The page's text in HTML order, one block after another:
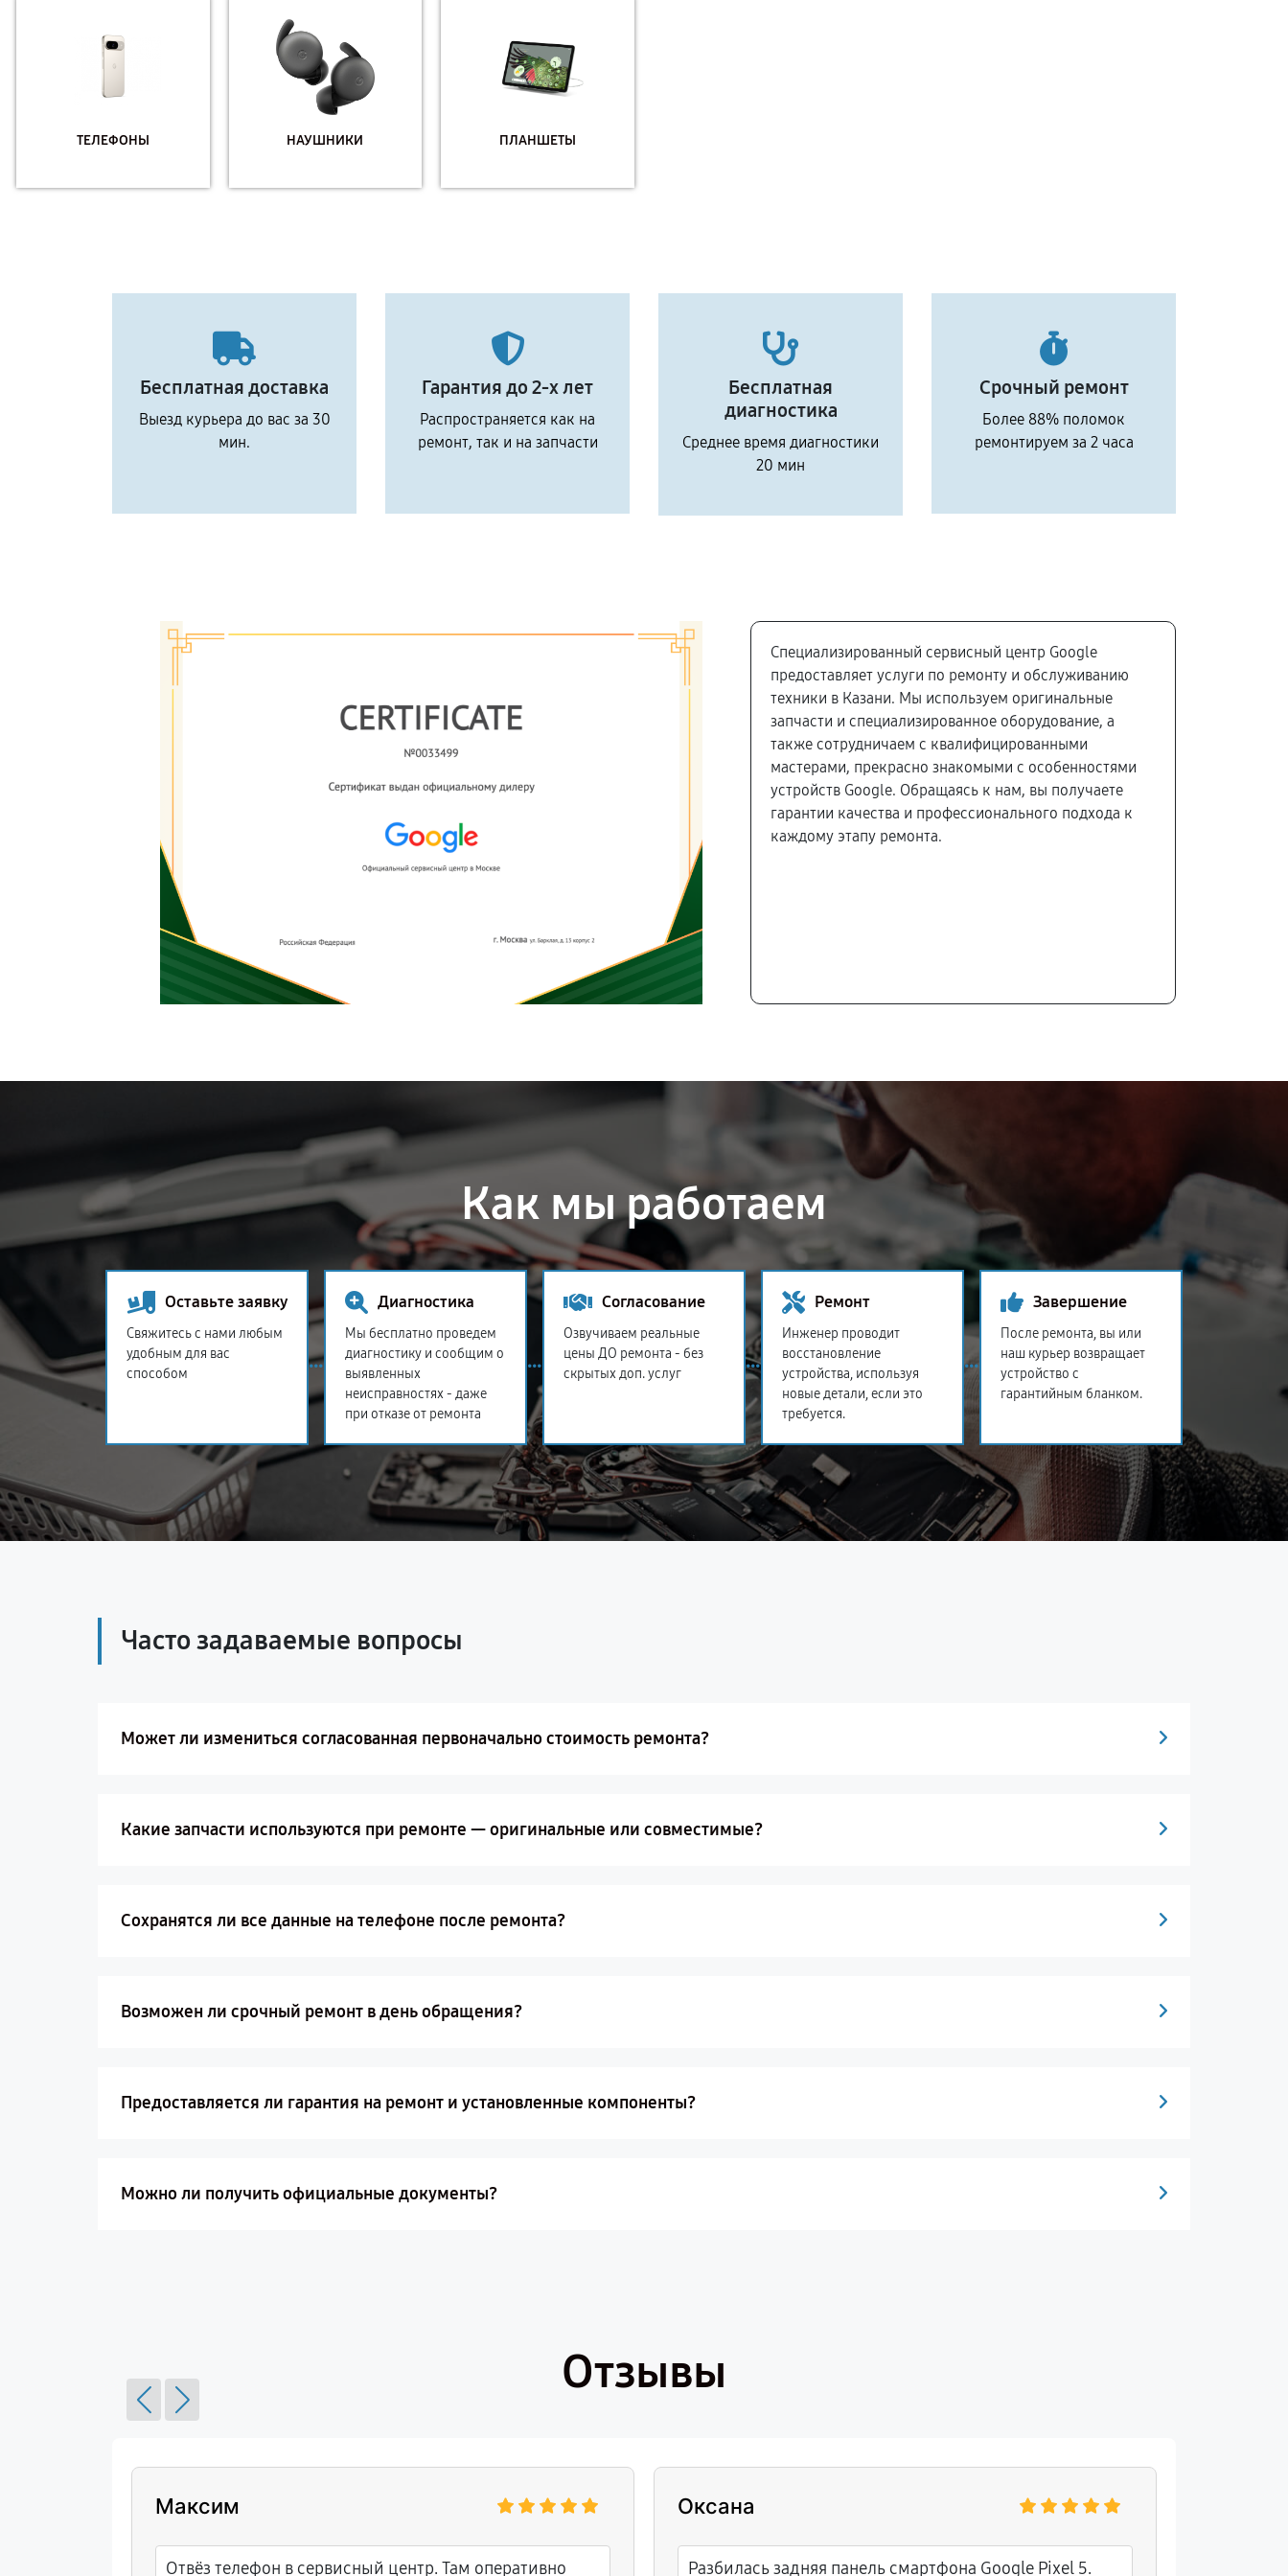
ТЕЛЕФОНЫ НАУШНИКИ ПЛАНШЕТЫ
Бесплатная доставка
Выезд курьера до вас за 30
мин.
Гарантия до 2-х лет
Распространяется как на
ремонт, так и на запчасти
Бесплатная
диагностика
Среднее время диагностики
20 мин
Срочный ремонт
Более 88% поломок
ремонтируем за 2 часа
Специализированный сервисный центр Google
предоставляет услуги по ремонту и обслуживанию
техники в Казани. Мы используем оригинальные
запчасти и специализированное оборудование, а
также сотрудничаем с квалифицированными
мастерами, прекрасно знакомыми с особенностями
устройств Google. Обращаясь к нам, вы получаете
гарантии качества и профессионального подхода к
каждому этапу ремонта.
Как мы работаем
Оставьте заявку
Свяжитесь с нами любым
удобным для вас
способом
Диагностика
Мы бесплатно проведем
диагностику и сообщим о
выявленных
неисправностях - даже
при отказе от ремонта
Согласование
Озвучиваем реальные
цены ДО ремонта - без
скрытых доп. услуг
Ремонт
Инженер проводит
восстановление
устройства, используя
новые детали, если это
требуется.
Завершение
После ремонта, вы или
наш курьер возвращает
устройство с
гарантийным бланком.
Часто задаваемые вопросы
Может ли измениться согласованная первоначально стоимость ремонта?
Какие запчасти используются при ремонте — оригинальные или совместимые?
Сохранятся ли все данные на телефоне после ремонта?
Возможен ли срочный ремонт в день обращения?
Предоставляется ли гарантия на ремонт и установленные компоненты?
Можно ли получить официальные документы?
Отзывы
Максим
Отвёз телефон в сервисный центр. Там оперативно
Оксана
Разбилась задняя панель смартфона Google Pixel 5.